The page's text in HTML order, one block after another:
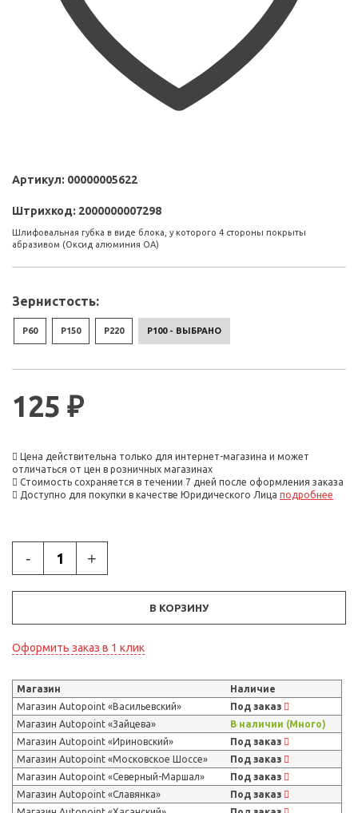
Артикул: 00000005622
Штрихкод: 2000000007298
Шлифовальная губка в виде блока, у которого 4 стороны покрыты
абразивом (Оксид алюминия ОА)
Зернистость:
P60 P150 P220 P100 - ВЫБРАНО
125 ₽
Цена действительна только для интернет-магазина и может
отличаться от цен в розничных магазинах
Стоимость сохраняется в течении 7 дней после оформления заказа
Доступно для покупки в качестве Юридического Лица подробнее
- +
В КОРЗИНУ
Оформить заказ в 1 клик
Магазин
Наличие
Магазин Autopoint «Васильевский»
Под заказ
Магазин Autopoint «Зайцева»
В наличии (Много)
Магазин Autopoint «Ириновский»
Под заказ
Магазин Autopoint «Московское Шоссе»
Под заказ
Магазин Autopoint «Северный-Маршал»
Под заказ
Магазин Autopoint «Славянка»
Под заказ